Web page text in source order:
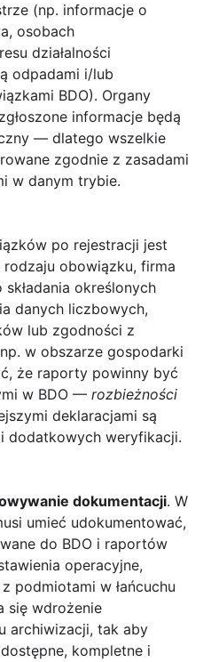
(np. informacje o
osobach
działalności
odpadami i/lub
BDO). Organy
informacje będą
— dlatego wszelkie
zgodnie z zasadami
w danym trybie.
po rejestracji jest
rodzaju obowiązku, firma
określonych
danych liczbowych,
lub zgodności z
w obszarze gospodarki
że raporty powinny być
w BDO — rozbieżności
deklaracjami są
dodatkowych weryfikacji.
dokumentacji. W
umieć udokumentować,
do BDO i raportów
operacyjne,
podmiotami w łańcuchu
się wdrożenie
archiwizacji, tak aby
kompletne i